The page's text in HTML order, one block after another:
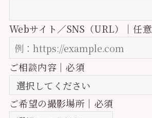
Webサイト／SNS（URL）｜任意
ご相談内容｜必須
ご希望の撮影場所｜必須